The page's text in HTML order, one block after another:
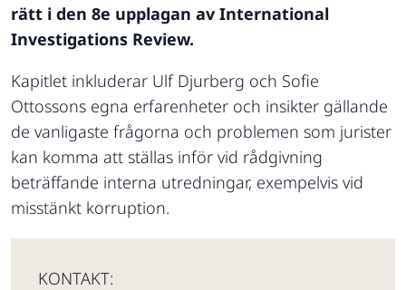
rätt i den 8e upplagan av International
Investigations Review.
Kapitlet inkluderar Ulf Djurberg och Sofie
Ottossons egna erfarenheter och insikter gällande
de vanligaste frågorna och problemen som jurister
kan komma att ställas inför vid rådgivning
beträffande interna utredningar, exempelvis vid
misstänkt korruption.
KONTAKT: